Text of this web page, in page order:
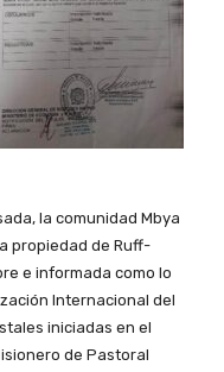
la comunidad Mbya
propiedad de Ruff-
e informada como lo
Internacional del
iniciadas en el
de Pastoral